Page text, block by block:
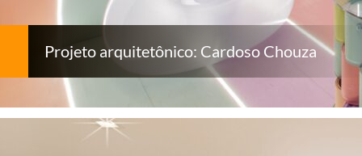
Projeto arquitetônico: Cardoso Chouza